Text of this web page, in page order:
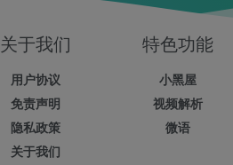
关于我们
用户协议
免责声明
隐私政策
关于我们
特色功能
小黑屋
视频解析
微语